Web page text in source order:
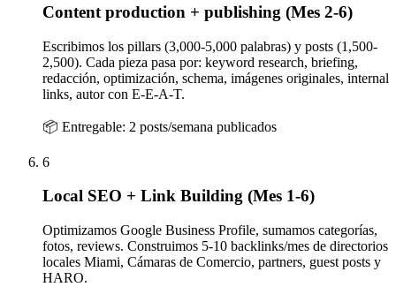
Content production + publishing (Mes 2-6)
Escribimos los pillars (3,000-5,000 palabras) y posts (1,500-
2,500). Cada pieza pasa por: keyword research, briefing,
redacción, optimización, schema, imágenes originales, internal
links, autor con E-E-A-T.
📦 Entregable: 2 posts/semana publicados
6
Local SEO + Link Building (Mes 1-6)
Optimizamos Google Business Profile, sumamos categorías,
fotos, reviews. Construimos 5-10 backlinks/mes de directorios
locales Miami, Cámaras de Comercio, partners, guest posts y
HARO.